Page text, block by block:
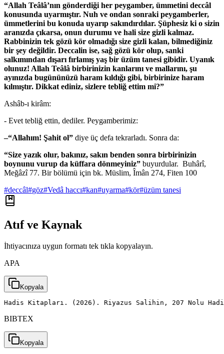
“Allah Teâlâ’nın gönderdiği her peygamber, ümmetini deccâl
konusunda uyarmıştır. Nuh ve ondan sonraki peygamberler,
ümmetlerini bu konuda uyarıp sakındırdılar. Şüphesiz ki o sizin
aranızda çıkarsa, onun durumu ve hali size gizli kalmaz.
Rabbinizin tek gözü kör olmadığı size gizli kalan, bilmediğiniz
bir şey değildir. Deccalin ise, sağ gözü kör olup, sanki
salkımından dışarı fırlamış yaş bir üzüm tanesi gibidir. Uyanık
olunuz! Allah Teâlâ birbirinizin kanlarını ve mallarını, şu
ayınızda bugününüzü haram kıldığı gibi, birbirinize haram
kılmıştır. Dikkat ediniz, sizlere tebliğ ettim mi?”
Ashâb-ı kirâm:
- Evet tebliğ ettin, dediler. Peygamberimiz:
–“Allahım! Şahit ol” diye üç defa tekrarladı. Sonra da:
“Size yazık olur, bakınız, sakın benden sonra birbirinizin
boynunu vurup da küffara dönmeyiniz” buyurdular. Buhârî,
Meğâzî 77. Bir bölümü için bk. Müslim, Îmân 274, Fiten 100
#deccâl#göz#Vedâ haccı#kan#uyarma#kör#üzüm tanesi
Atıf ve Kaynak
İhtiyacınıza uygun formatı tek tıkla kopyalayın.
APA
Kopyala
Hadis Kitapları. (2026). Riyazus Salihin, 207 Nolu
BIBTEX
Kopyala